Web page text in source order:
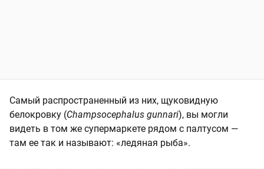
Самый распространенный из них, щуковидную
белокровку (Champsocephalus gunnari), вы могли
видеть в том же супермаркете рядом с палтусом —
там ее так и называют: «ледяная рыба».